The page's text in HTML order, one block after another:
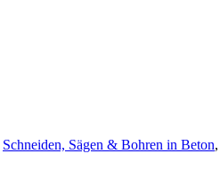
Schneiden, Sägen & Bohren in Beton,